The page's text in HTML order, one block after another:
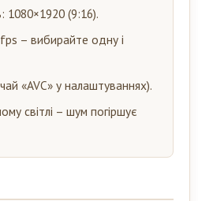
1080×1920 (9:16).
– вибирайте одну і
«AVC» у налаштуваннях).
світлі – шум погіршує